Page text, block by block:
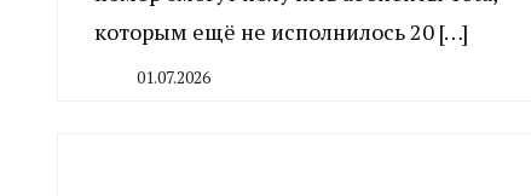
которым ещё не исполнилось 20 […]
01.07.2026